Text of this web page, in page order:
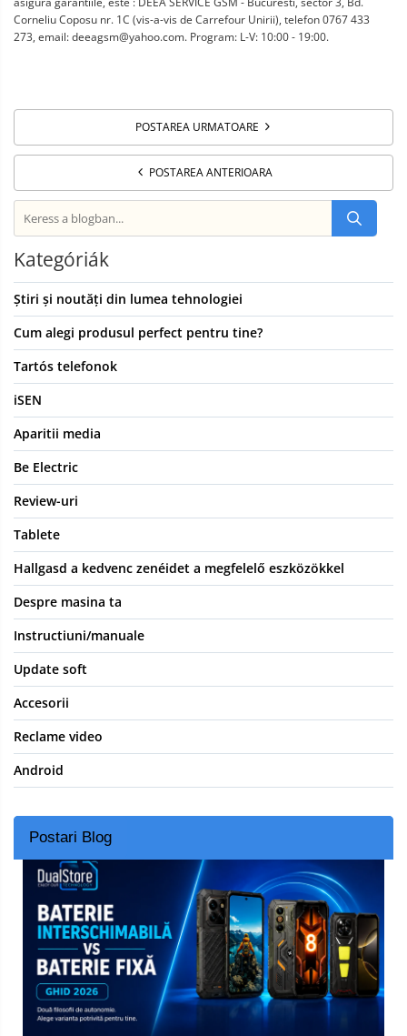
Corneliu Coposu nr. 1C (vis-a-vis de Carrefour Unirii), telefon 0767 433
273, email:deeagsm@yahoo.com. Program: L-V: 10:00 - 19:00.
POSTAREA URMATOARE
POSTAREA ANTERIOARA
Kategóriák
Știri și noutăți din lumea tehnologiei
Cum alegi produsul perfect pentru tine?
Tartós telefonok
iSEN
Aparitii media
Be Electric
Review-uri
Tablete
Hallgasd a kedvenc zenéidet a megfelelő eszközökkel
Despre masina ta
Instructiuni/manuale
Update soft
Accesorii
Reclame video
Android
Postari Blog